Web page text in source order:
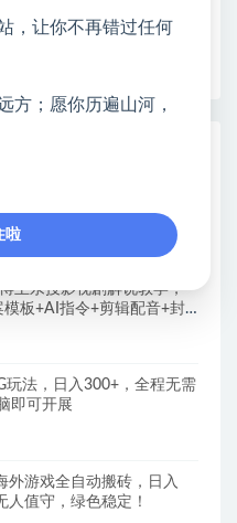
加入本站会员，将尽
程似锦！
战，从部署到高阶项目一键
主亲授影视剧解说教学，
模板+AI指令+剪辑配音+封
玩法，日入300+，全程无需
即可开展
外游戏全自动搬砖，日入
人值守，绿色稳定！
，让你不再错过任何
方；愿你历遍山河，
啦